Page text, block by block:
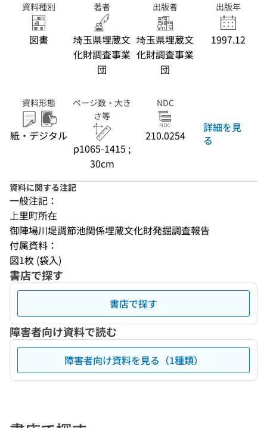
資料種別
図書
著者
埼玉県埋蔵文
化財調査事業
団
出版者
埼玉県埋蔵文
化財調査事業
団
出版年
1997.12
資料形態
紙・デジタル
ページ数・大き
さ等
p1065-1415 ;
30cm
NDC
210.0254
詳細を見
る
資料に関する注記
一般注記：
上里町所在
御陣場川堤調節池関係埋蔵文化財発掘調査報告
付属資料：
図1枚 (袋入)
書店で探す
書店で探す
障害者向け資料で読む
障害者向け資料を見る（1種類）